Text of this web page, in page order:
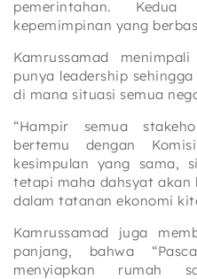
pemerintahan.
kepemimpinan yang
Kamrussamad
punya leadership
di mana situasi semua
“Hampir semua
bertemu dengan
kesimpulan yang sama,
tetapi maha dahsyat akan
dalam tatanan ekonomi
Kamrussamad juga
panjang, bahwa
menyiapkan rumah